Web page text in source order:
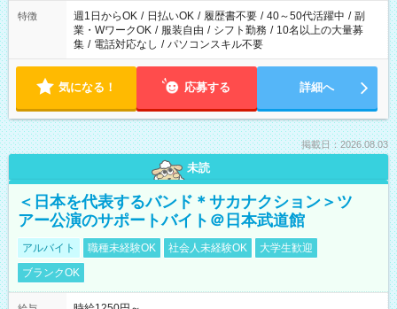
特徴 週1日からOK / 日払いOK / 履歴書不要 / 40～50代活躍中 / 副
業・WワークOK / 服装自由 / シフト勤務 / 10名以上の大量募
集 / 電話対応なし / パソコンスキル不要
気になる！ 応募する 詳細へ
掲載日：2026.08.03
未読
＜日本を代表するバンド＊サカナクション＞ツ
アー公演のサポートバイト＠日本武道館
アルバイト 職種未経験OK 社会人未経験OK
大学生歓迎
ブランクOK